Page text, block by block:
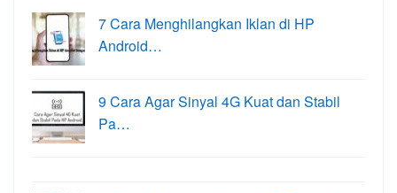
7 Cara Menghilangkan Iklan di HP
Android…
9 Cara Agar Sinyal 4G Kuat dan Stabil
Pa…